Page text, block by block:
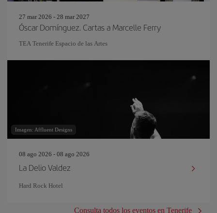
27 mar 2026 - 28 mar 2027
Óscar Domínguez. Cartas a Marcelle Ferry
TEA Tenerife Espacio de las Artes
Imagen: Affluent Designs
08 ago 2026 - 08 ago 2026
La Delio Valdez
Hard Rock Hotel
Consulta todos los eventos en Tenerife